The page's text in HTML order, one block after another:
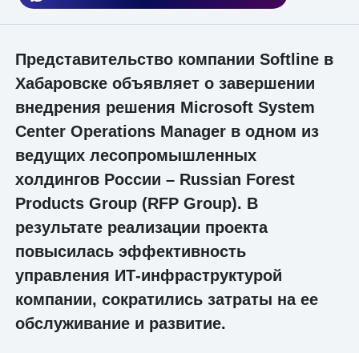
Представительство компании Softline в
Хабаровске объявляет о завершении
внедрения решения Microsoft System
Center Operations Manager в одном из
ведущих лесопромышленных
холдингов России – Russian Forest
Products Group (RFP Group). В
результате реализации проекта
повысилась эффективность
управления ИТ-инфраструктурой
компании, сократились затраты на ее
обслуживание и развитие.